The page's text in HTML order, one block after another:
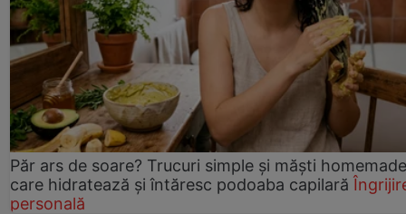
Păr ars de soare? Trucuri simple și măști homemade
care hidratează și întăresc podoaba capilară
personală